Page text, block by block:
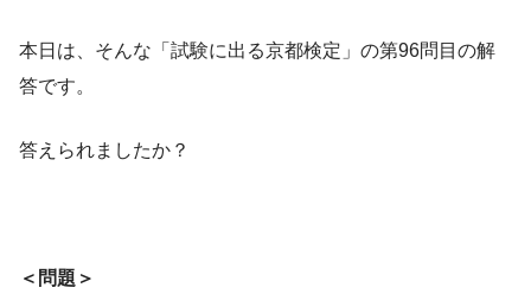
本日は、そんな「試験に出る京都検定」の第96問目の解
答です。
答えられましたか？
＜問題＞